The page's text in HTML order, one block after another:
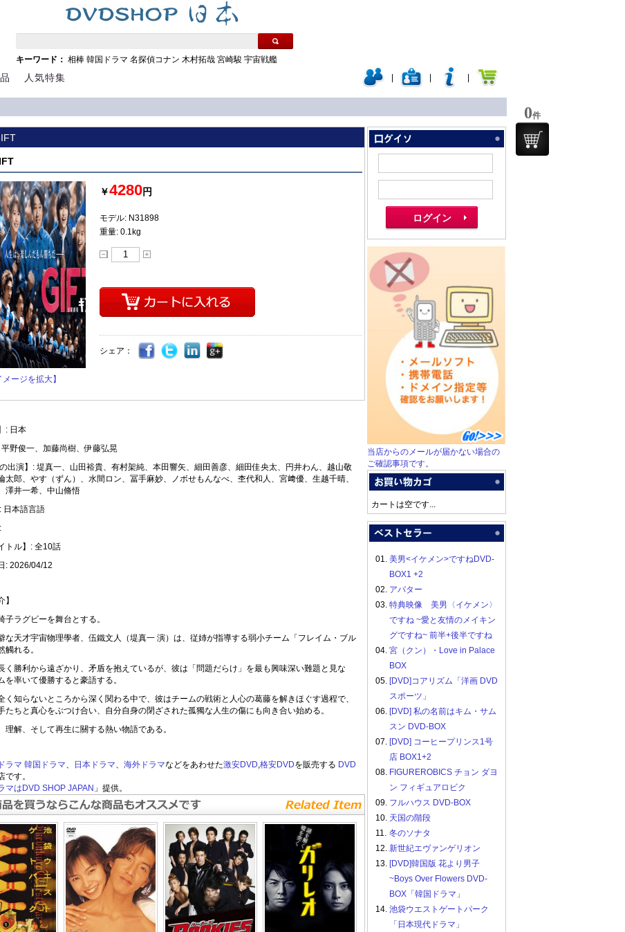
キーワード： 相棒 韓国ドラマ 名探偵コナン 木村拓哉 宮崎駿 宇宙戦艦
人気特集
メージを拡大】
￥4280円
モデル: N31898
重量: 0.1kg
シェア：
: 日本
平野俊一、加藤尚樹、伊藤弘晃
の出演】: 堤真一、山田裕貴、有村架純、本田響矢、細田善彦、細田佳央太、円井わん、越山敬
太郎、やす（ずん）、水間ロン、冨手麻妙、ノボせもんなべ、杢代和人、宮﨑優、生越千晴、
澤井一希、中山脩悟
日本語言語
トル】: 全10話
: 2026/04/12
】
子ラグビーを舞台とする。
な天才宇宙物理學者、伍鐵文人（堤真一 演）は、従姉が指導する弱小チーム「フレイム・ブル
觸れる。
く勝利から遠ざかり、矛盾を抱えているが、彼は「問題だらけ」を最も興味深い難題と見な
を率いて優勝すると豪語する。
く知らないところから深く関わる中で、彼はチームの戦術と人心の葛藤を解きほぐす過程で、
たちと真心をぶつけ合い、自分自身の閉ざされた孤獨な人生の傷にも向き合い始める。
理解、そして再生に關する熱い物語である。
ラマ 韓国ドラマ、 日本ドラマ、 海外ドラマなどをあわせた激安DVD,格安DVDを販売する DVD
です。
マはDVD SHOP JAPAN 」提供。
当店からのメールが届かない場合の
ご確認事項です。
カートは空です...
01. 美男<イケメン>ですねDVD-
BOX1 +2
02. アバター
03. 特典映像 美男〈イケメン〉
ですね ~愛と友情のメイキン
グですね~ 前半+後半ですね
04. 宮（クン）・Love in Palace
BOX
05. [DVD]コアリズム「洋画 DVD
スポーツ」
06. [DVD] 私の名前はキム・サム
スン DVD-BOX
07. [DVD] コーヒープリンス1号
店 BOX1+2
08. FIGUREROBICS チョン ダヨ
ン フィギュアロビク
09. フルハウス DVD-BOX
10. 天国の階段
11. 冬のソナタ
12. 新世紀エヴァンゲリオン
13. [DVD]韓国版 花より男子
~Boys Over Flowers DVD-
BOX「韓国ドラマ」
14. 池袋ウエストゲートパーク
「日本現代ドラマ」
0件